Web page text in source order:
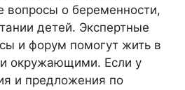
о беременности,
детей. Экспертные
и форум помогут жить в
окружающими. Если у
и предложения по